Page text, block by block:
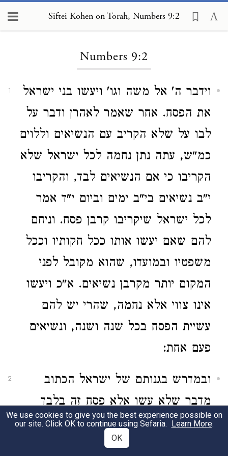
Siftei Kohen on Torah, Numbers 9:2
Numbers 9:2
1
וידבר ה' אל משה וגו' ויעשו בני ישראל
את הפסח. אחר שאמר לאהרן ודבר על
לבו על שלא הקריב עם הנשיאים וללוים
כמ"ש, עתה נתן נחמה לכל ישראל שלא
הקריבו כי אם הנשיאים לבד, והקריבו
י"ב נשיאים בי"ב ימים וביום י"ד אמר
לכל ישראל שיקריבו קרבן פסח. וניחם
להם שאם יעשו אותו ככל חקותיו וככל
משפטיו ובמועדו, שהוא מקובל לפני
המקום יותר מקרבן נשיאים. א"כ ויעשו
אינו צווי אלא נחמה, שהרי יש להם
עשיית הפסח בכל שנה ושנה, ונשיאים
פעם אחת:
2
ובמדרש בגנותם של ישראל הכתוב
מדבר שלא עשו אלא פסח זה בלבד
וכה"א הזבחים ומנחה הקרבתם לי
במדבר, רשב"י אומר ישראל לא היו
We use cookies to give you the best experience possible on
our site. Click OK to continue using Sefaria. Learn More.
OK